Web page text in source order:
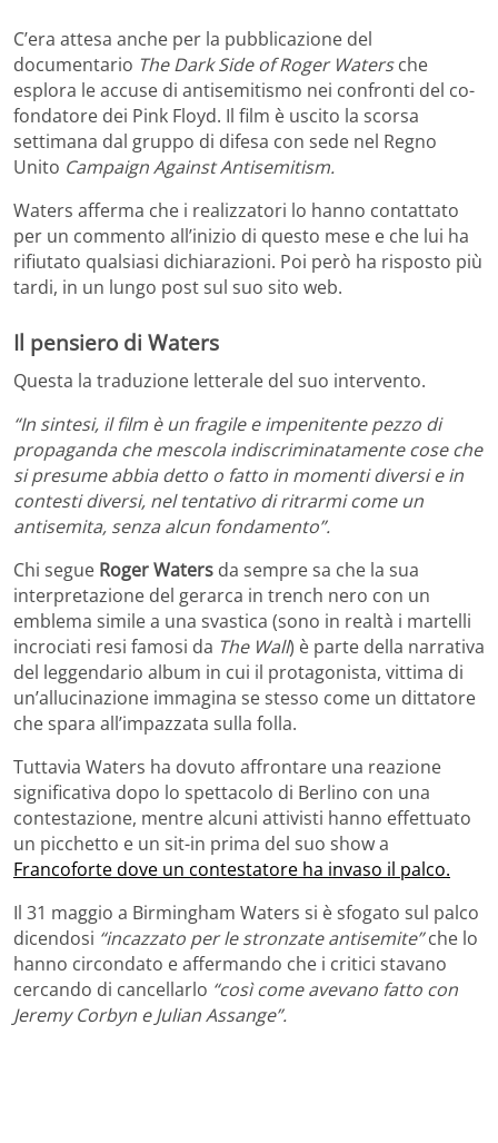
C’era attesa anche per la pubblicazione del
documentario The Dark Side of Roger Watersche
esplora le accuse di antisemitismo nei confronti del co-
fondatore dei Pink Floyd. Il film è uscito la scorsa
settimana dal gruppo di difesa con sede nel Regno
Unito Campaign Against Antisemitism.
Waters afferma che i realizzatori lo hanno contattato
per un commento all’inizio di questo mese e che lui ha
rifiutato qualsiasi dichiarazioni. Poi però ha risposto più
tardi, in un lungo post sul suo sito web.
Il pensiero di Waters
Questa la traduzione letterale del suo intervento.
“In sintesi, il film è un fragile e impenitente pezzo di
propaganda che mescola indiscriminatamente cose che
si presume abbia detto o fatto in momenti diversi e in
contesti diversi, nel tentativo di ritrarmi come un
antisemita, senza alcun fondamento”.
Chi segue Roger Waters da sempre sa che la sua
interpretazione del gerarca in trench nero con un
emblema simile a una svastica (sono in realtà i martelli
incrociati resi famosi da The Wall) è parte della narrativa
del leggendario album in cui il protagonista, vittima di
un’allucinazione immagina se stesso come un dittatore
che spara all’impazzata sulla folla.
Tuttavia Waters ha dovuto affrontare una reazione
significativa dopo lo spettacolo di Berlino con una
contestazione, mentre alcuni attivisti hanno effettuato
un picchetto e un sit-in prima del suo show a
Francoforte dove un contestatore ha invaso il palco.
Il 31 maggio a Birmingham Waters si è sfogato sul palco
dicendosi “incazzato per le stronzate antisemite”che lo
hanno circondato e affermando che i critici stavano
cercando di cancellarlo “così come avevano fatto con
Jeremy Corbyn e Julian Assange”.